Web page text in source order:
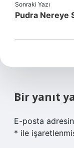
Sonraki Yazı
Pudra Nereye
Bir yanıt
E-posta
* ile